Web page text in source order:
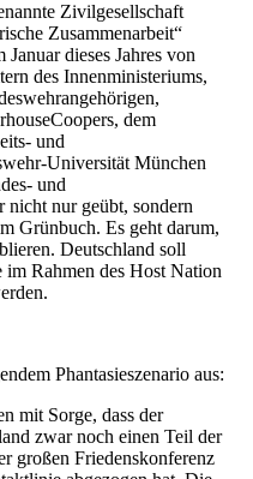
Zivilgesellschaft
Zusammenarbeit“
dieses Jahres von
des Innenministeriums,
dem
und
Universität München
und
nicht nur geübt, sondern
Grünbuch. Es geht darum,
Deutschland soll
im Rahmen des Host Nation
Phantasieszenario aus:
mit Sorge, dass der
zwar noch einen Teil der
großen Friedenskonferenz